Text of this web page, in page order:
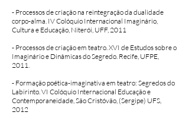
- Processos de criação na reintegração da dualidade
corpo-alma. IV Colóquio Internacional Imaginário,
Cultura e Educação, Niterói, UFF, 2011
- Processos de criação em teatro. XVI de Estudos sobre o
Imaginário e Dinâmicas do Segredo. Recife, UFPE,
2011.
- Formação poética-imaginativa em teatro: Segredos do
Labirinto. VI Colóquio Internacional Educação e
Contemporaneidade, São Cristóvão, (Sergipe) UFS,
2012